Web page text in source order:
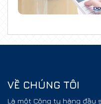
VỀ CHÚNG TÔI
Là một Công ty hàng đầu